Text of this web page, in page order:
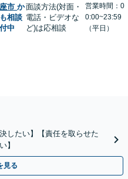
市 か
相談
中
面談方法(対面・
電話・ビデオな
ど)は応相談
営業時間：0
0:00~23:59
（平日）
したい】【責任を取らせた
】
見る